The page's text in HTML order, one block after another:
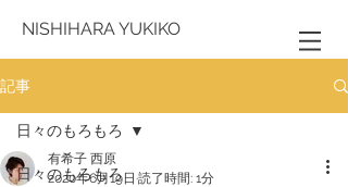
NISHIHARA YUKIKO
記事
日々のもろもろ
日々のもろもろ
有希子 西原
2020年6月19日 読了時間: 1分